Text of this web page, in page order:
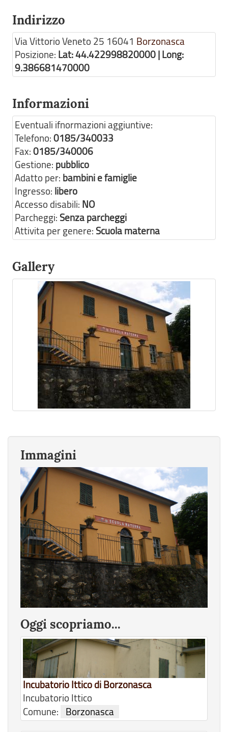
Indirizzo
Via Vittorio Veneto 25 16041 Borzonasca
Posizione: Lat: 44.422998820000 | Long:
9.386681470000
Informazioni
Eventuali ifnormazioni aggiuntive:
Telefono:0185/340033
Fax:0185/340006
Gestione: pubblico
Adatto per: bambini e famiglie
Ingresso: libero
Accesso disabili: NO
Parcheggi: Senza parcheggi
Attivita per genere: Scuola materna
Gallery
Immagini
Oggi scopriamo...
Incubatorio Ittico di Borzonasca
Incubatorio Ittico
Comune:
Borzonasca